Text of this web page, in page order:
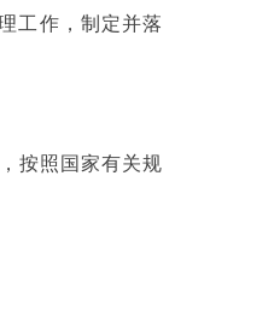
工作，制定并落
按照国家有关规